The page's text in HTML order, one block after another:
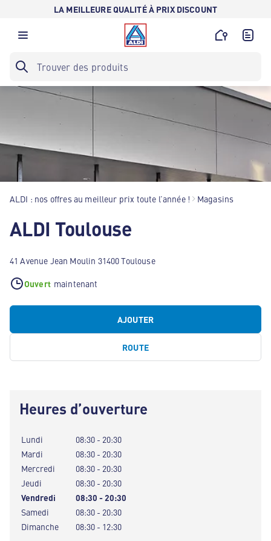
LA MEILLEURE QUALITÉ À PRIX DISCOUNT
ALDI : nos offres au meilleur prix toute l’année ! Magasins
ALDI Toulouse
41 Avenue Jean Moulin 31400 Toulouse
Ouvert maintenant
AJOUTER
ROUTE
Heures d’ouverture
Lundi
08:30 - 20:30
Mardi
08:30 - 20:30
Mercredi
08:30 - 20:30
Jeudi
08:30 - 20:30
Vendredi
08:30 - 20:30
Samedi
08:30 - 20:30
Dimanche
08:30 - 12:30